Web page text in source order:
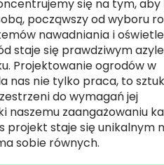
się na tym, aby
począwszy od wyboru
nawadniania i
staje się prawdziwym
Projektowanie ogrodów w
nas nie tylko praca, to
do wymagań jej
naszemu zaangażowaniu
projekt staje się unikalnym
sobie równych.